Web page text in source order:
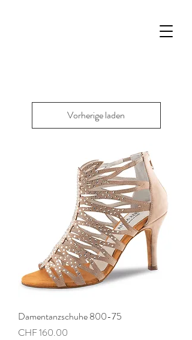
Vorherige laden
Damentanzschuhe 800-75
Preis
CHF 160.00